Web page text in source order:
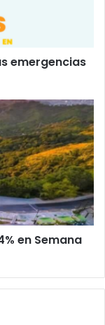
emergencias
en Semana